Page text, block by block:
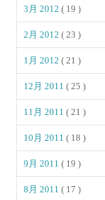
3月 2012( 19 )
2月 2012( 23 )
1月 2012( 21 )
12月 2011( 25 )
11月 2011( 21 )
10月 2011( 18 )
9月 2011( 19 )
8月 2011( 17 )